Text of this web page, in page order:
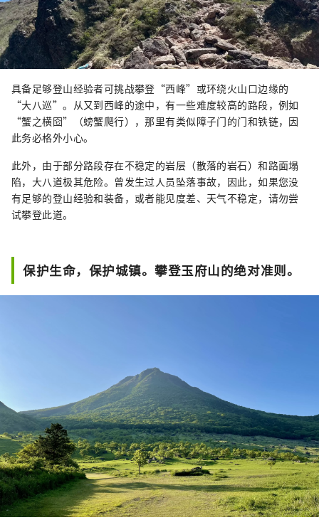
具备足够登山经验者可挑战攀登“西峰”或环绕火山口边缘的
“大八巡”。从又到西峰的途中，有一些难度较高的路段，例如
“蟹之横囵”（螃蟹爬行），那里有类似障子门的门和铁链，因
此务必格外小心。
此外，由于部分路段存在不稳定的岩层（散落的岩石）和路面塌
陷，大八道极其危险。曾发生过人员坠落事故，因此，如果您没
有足够的登山经验和装备，或者能见度差、天气不稳定，请勿尝
试攀登此道。
保护生命，保护城镇。攀登玉府山的绝对准则。